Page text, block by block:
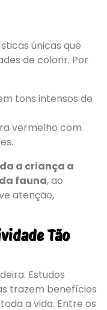
únicas que
de colorir. Por
tons intensos de
vermelho com
a criança a
fauna, ao
atenção,
Tão
Estudos
trazem benefícios
a vida. Entre os